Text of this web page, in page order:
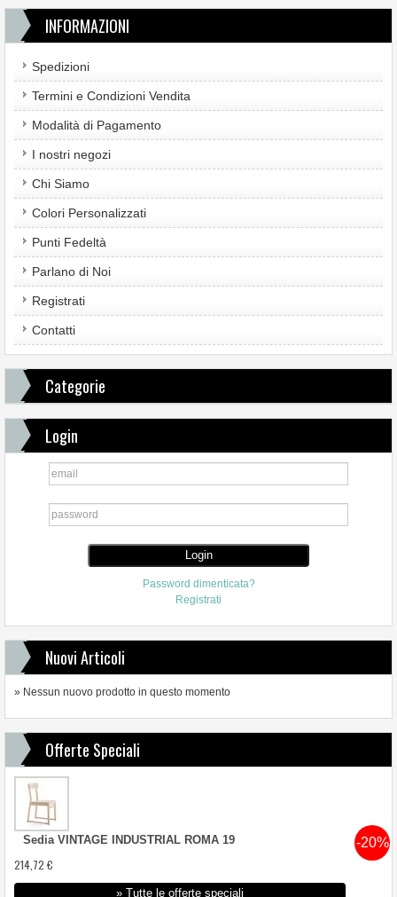
INFORMAZIONI
Spedizioni
Termini e Condizioni Vendita
Modalità di Pagamento
I nostri negozi
Chi Siamo
Colori Personalizzati
Punti Fedeltà
Parlano di Noi
Registrati
Contatti
Categorie
Login
Password dimenticata?
Registrati
Nuovi Articoli
» Nessun nuovo prodotto in questo momento
Offerte Speciali
-20%
Sedia VINTAGE INDUSTRIAL ROMA 19
214,72 €
» Tutte le offerte speciali